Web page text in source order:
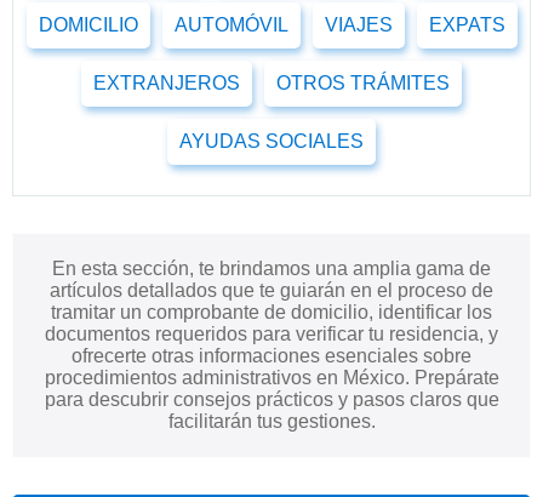
DOMICILIO AUTOMÓVIL VIAJES EXPATS
EXTRANJEROS OTROS TRÁMITES
AYUDAS SOCIALES
En esta sección, te brindamos una amplia gama de
artículos detallados que te guiarán en el proceso de
tramitar un comprobante de domicilio, identificar los
documentos requeridos para verificar tu residencia, y
ofrecerte otras informaciones esenciales sobre
procedimientos administrativos en México. Prepárate
para descubrir consejos prácticos y pasos claros que
facilitarán tus gestiones.